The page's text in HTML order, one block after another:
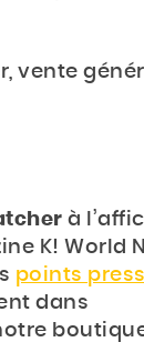
vente
à
K! World
points
dans